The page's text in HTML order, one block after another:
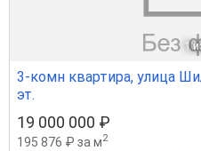
1
3-комн квартира, улица
эт.
19 000 000 ₽
195 876 ₽ за м2